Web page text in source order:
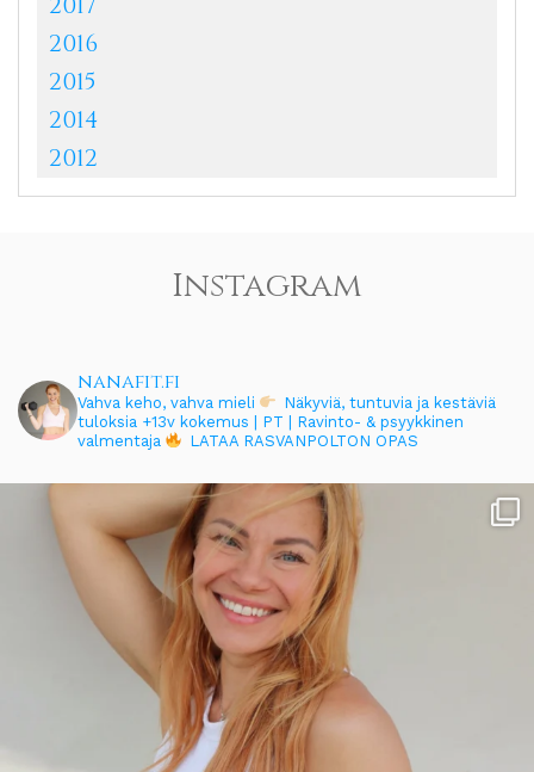
2016
2015
2014
2012
Instagram
nanafit.fi
Vahva keho, vahva mieli
Näkyviä, tuntuvia ja kestäviä
tuloksia +13v kokemus | PT | Ravinto- & psyykkinen
valmentaja
LATAA RASVANPOLTON OPAS